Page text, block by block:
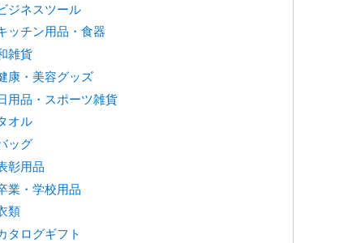
ジネスツール
ッチン用品・食器
雑貨
康・美容グッズ
用品・スポーツ雑貨
オル
ッグ
彰用品
業・学校用品
類
タログギフト